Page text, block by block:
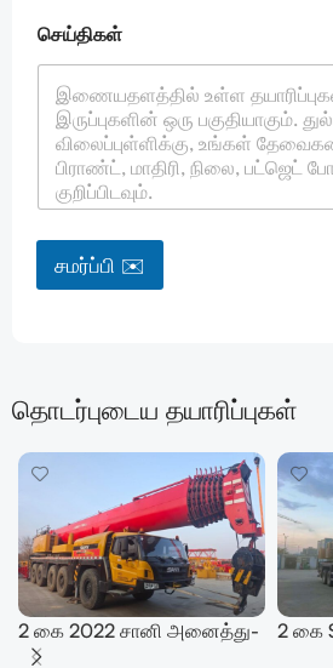
செய்திகள்
சமர்ப்பி ✉️
தொடர்புடைய தயாரிப்புகள்
2 கை 2022 சானி அனைத்து-
நிலப்பரப்பு கிரேன் 200T
2 கை